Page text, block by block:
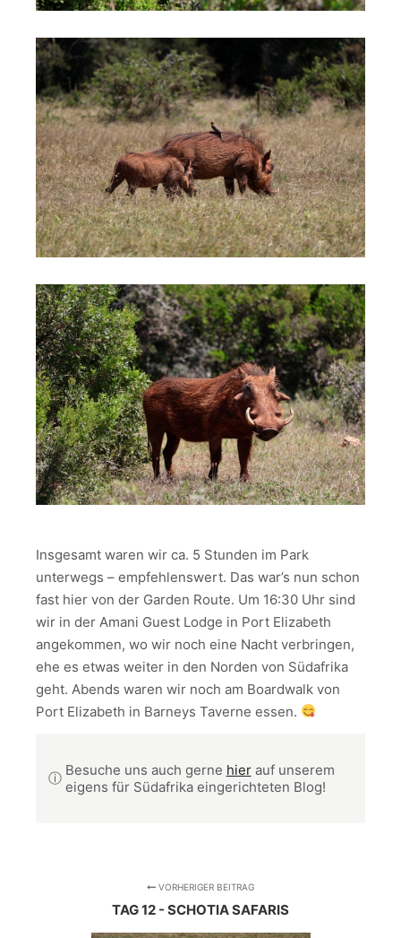
Insgesamt waren wir ca. 5 Stunden im Park
unterwegs – empfehlenswert. Das war’s nun schon
fast hier von der Garden Route. Um 16:30 Uhr sind
wir in der Amani Guest Lodge in Port Elizabeth
angekommen, wo wir noch eine Nacht verbringen,
ehe es etwas weiter in den Norden von Südafrika
geht. Abends waren wir noch am Boardwalk von
Port Elizabeth in Barneys Taverne essen.
ⓘ Besuche uns auch gerne hierauf unserem
eigens für Südafrika eingerichteten Blog!
VORHERIGER BEITRAG
TAG 12 - SCHOTIA SAFARIS